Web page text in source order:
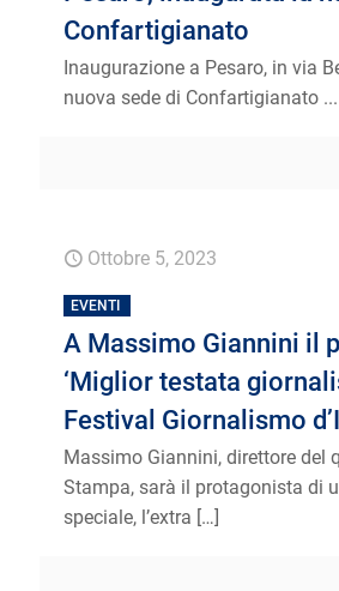
Confartigianato
Inaugurazione a Pesaro, in via
nuova sede di Confartigianato ...
Ottobre 5, 2023
EVENTI
A Massimo Giannini il
‘Miglior testata
Festival Giornalismo
Massimo Giannini, direttore del
Stampa, sarà il protagonista di
speciale, l’extra […]